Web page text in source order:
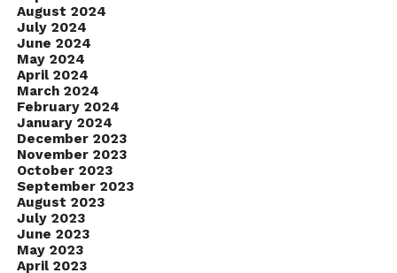
August 2024
July 2024
June 2024
May 2024
April 2024
March 2024
February 2024
January 2024
December 2023
November 2023
October 2023
September 2023
August 2023
July 2023
June 2023
May 2023
April 2023